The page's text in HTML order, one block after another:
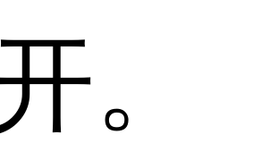
。